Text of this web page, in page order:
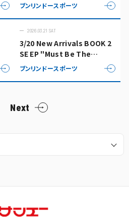
ブンリンドースポーツ
2026.03.21 SAT
3/20 New Arrivals BOOK 2
SE EP "Must Be The
Denim"
ブンリンドースポーツ
Next